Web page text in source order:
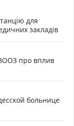
для
закладів
про вплив
больнице